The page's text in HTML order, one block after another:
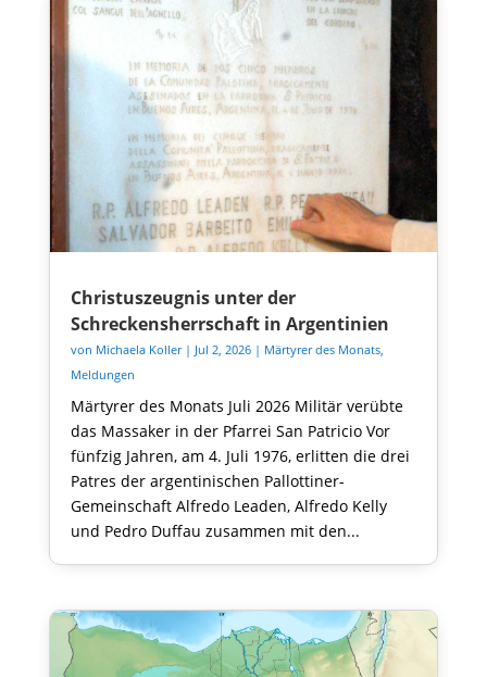
Christuszeugnis unter der
Schreckensherrschaft in Argentinien
von Michaela Koller| Jul 2, 2026| Märtyrer des Monats,
Meldungen
Märtyrer des Monats Juli 2026 Militär verübte
das Massaker in der Pfarrei San Patricio Vor
fünfzig Jahren, am 4. Juli 1976, erlitten die drei
Patres der argentinischen Pallottiner-
Gemeinschaft Alfredo Leaden, Alfredo Kelly
und Pedro Duffau zusammen mit den...